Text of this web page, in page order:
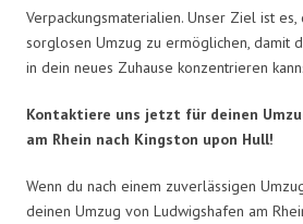
Verpackungsmaterialien. Unser Ziel ist
sorglosen Umzug zu ermöglichen, damit
in dein neues Zuhause konzentrieren
Kontaktiere uns jetzt für deinen
am Rhein nach Kingston upon Hull!
Wenn du nach einem zuverlässigen
deinen Umzug von Ludwigshafen am